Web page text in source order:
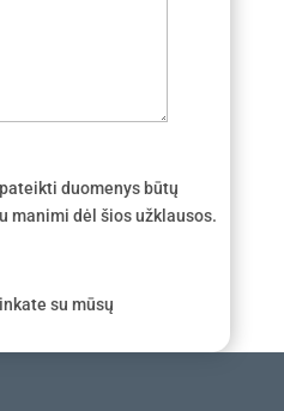
duomenys būtų
manimi dėl šios užklausos.
su mūsų